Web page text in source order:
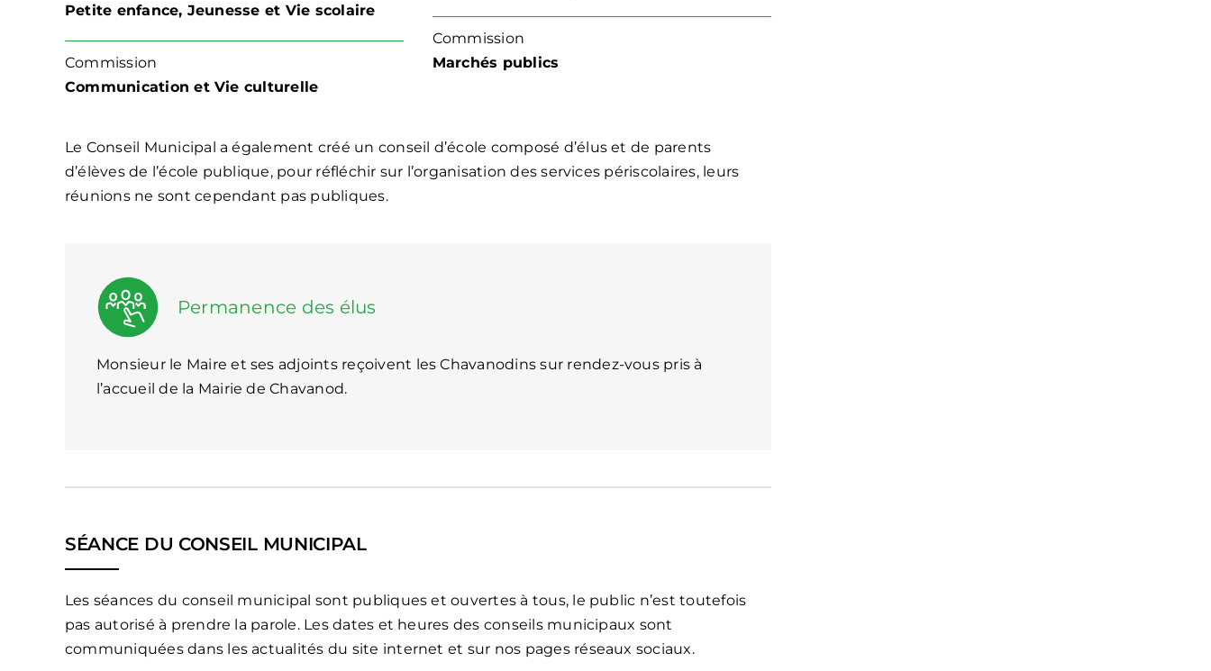
Petite enfance, Jeunesse et Vie scolaire
Commission
Communication et Vie culturelle
Commission
Marchés publics
Le Conseil Municipal a également créé un conseil d’école composé d’élus et de parents
d’élèves de l’école publique, pour réfléchir sur l’organisation des services périscolaires, leurs
réunions ne sont cependant pas publiques.
Permanence des élus
Monsieur le Maire et ses adjoints reçoivent les Chavanodins sur rendez-vous pris à
l’accueil de la Mairie de Chavanod.
SÉANCE DU CONSEIL MUNICIPAL
Les séances du conseil municipal sont publiques et ouvertes à tous, le public n’est toutefois
pas autorisé à prendre la parole. Les dates et heures des conseils municipaux sont
communiquées dans les actualités du site internet et sur nos pages réseaux sociaux.